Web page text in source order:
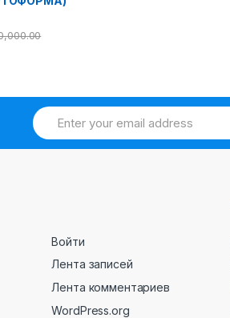
Войти
Лента записей
Лента комментариев
WordPress.org